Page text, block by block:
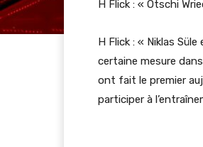
H Flick : « Otschi
H Flick : « Niklas
certaine mesure
ont fait le premier
participer à